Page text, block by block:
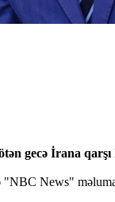
gecə İrana
"NBC News"